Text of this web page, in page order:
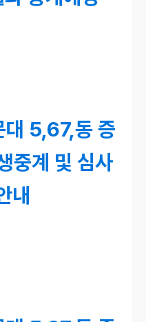
대 5,67,동 증
중계 및 심사
내